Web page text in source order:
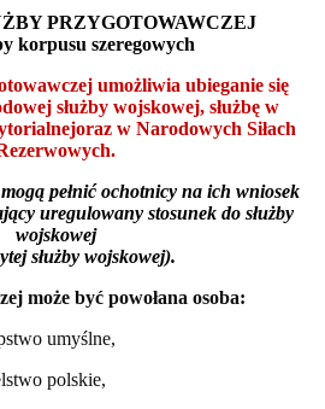
PRZYGOTOWAWCZEJ
korpusu szeregowych
umożliwia ubieganie się
służby wojskowej, służbę w
w Narodowych Siłach
pełnićochotnicy na ich wniosek
uregulowany stosunek do służby
wojskowej
służby wojskowej).
może być powołana osoba:
umyślne,
polskie,